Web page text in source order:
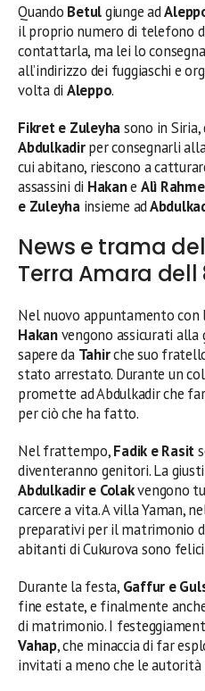
Quando Betulgiunge ad
il proprio numero di telefono
contattarla, ma lei lo
all’indirizzo dei fuggiaschi e
volta di Aleppo.
Fikret e Zuleyhasono in
Abdulkadirper consegnarli
cui abitano, riescono a
assassini di Hakane Alì
e Zuleyhainsieme ad
News e trama
Terra Amara dell
Nel nuovo appuntamento con
Hakanvengono assicurati alla
sapere da Tahirche suo
stato arrestato. Durante un
promette ad Abdulkadir che
per ciò che ha fatto.
Nel frattempo,Fadik e Rasit
diventeranno genitori. La
Abdulkadir e Colakvengono
carcere a vita. A villa Yaman,
preparativi per il matrimonio
abitanti di Cukurova sono
Durante la festa, Gaffur e
fine estate, e finalmente
di matrimonio. I
Vahap, che minaccia di far
invitati a meno che le